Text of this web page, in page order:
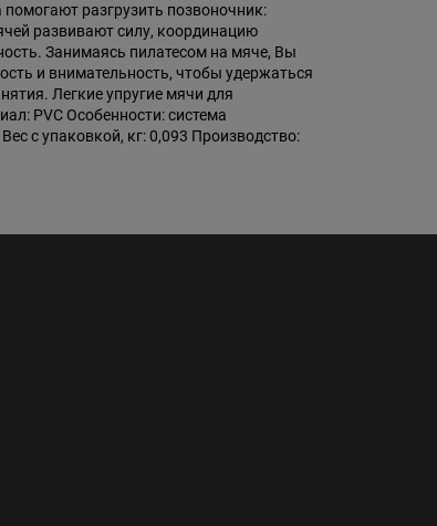
разгрузить позвоночник:
развивают силу, координацию
Занимаясь пилатесом на мяче, Вы
и внимательность, чтобы удержаться
Легкие упругие мячи для
PVC Особенности: система
с упаковкой, кг: 0,093 Производство: